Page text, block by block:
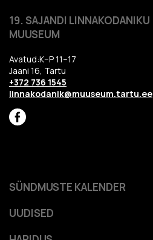
19. SAJANDI LINNAKODANIKU
MUUSEUM
Avatud:K–P 11–17
Jaani 16, Tartu
+372 736 1545
linnakodanik@muuseum.tartu.ee
SÜNDMUSTE KALENDER
UUDISED